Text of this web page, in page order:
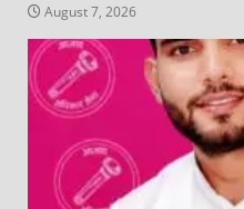
August 7, 2026